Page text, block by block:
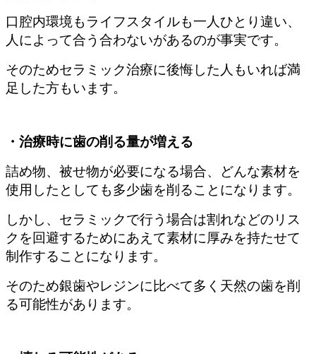
口腔内環境もライフスタイルも一人ひとり違い、
人によって合う合わないがあるのが事実です。
そのためセラミック治療に後悔した人もいれば満
足した方もいます。
・治療時に歯の削る量が増える
詰め物、被せ物が必要になる場合、どんな素材を
使用したとしても多少歯を削ることになります。
しかし、セラミックで行う場合は割れなどのリス
クを回避するためにあえて素材に厚みを持たせて
制作することになります。
そのため銀歯やレジンに比べて多く天然の歯を削
る可能性があります。